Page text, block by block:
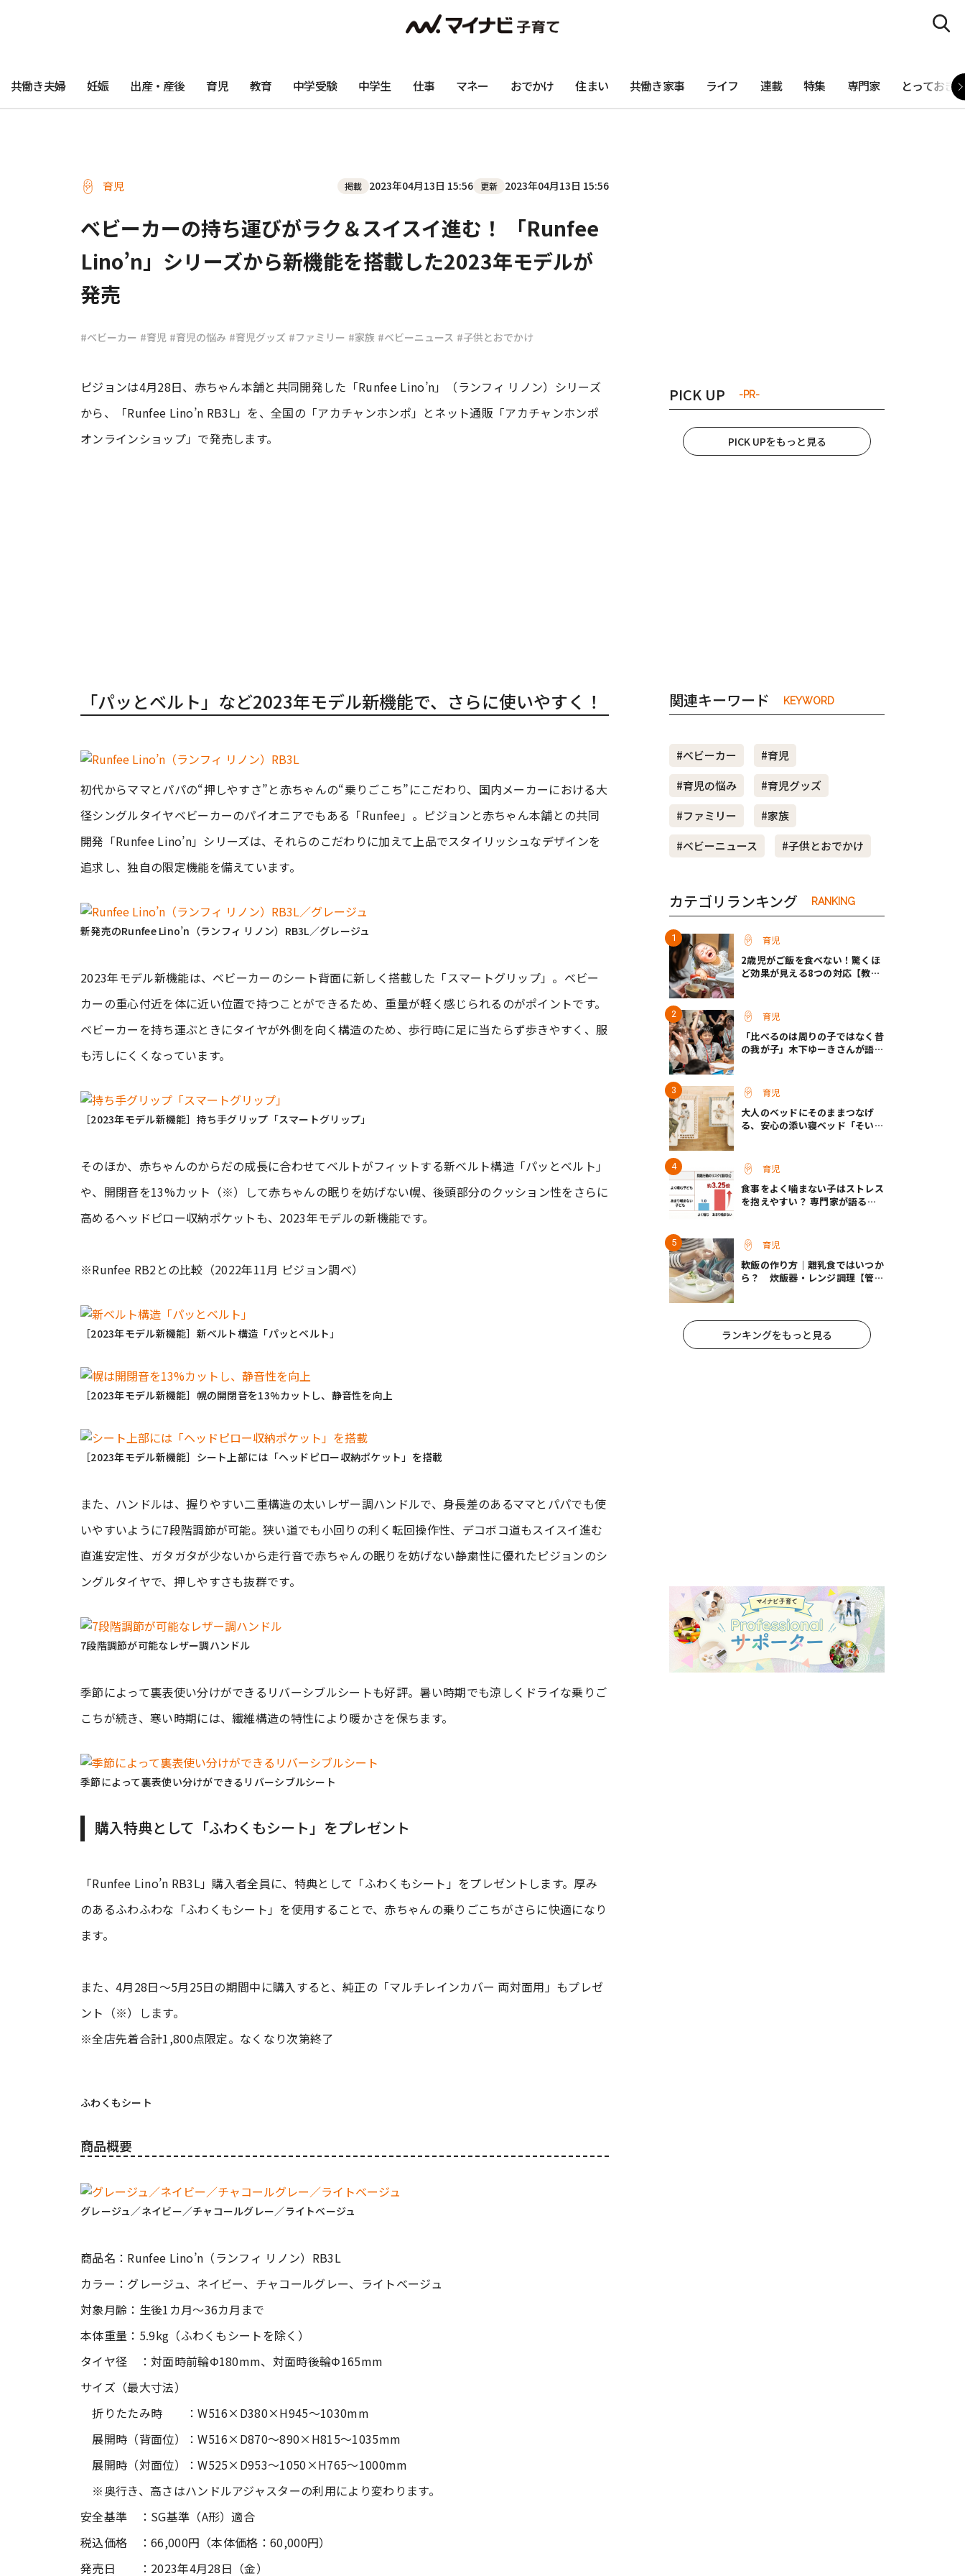
共働き夫婦 妊娠 出産・産後 育児 教育 中学受験 中学生 仕事 マネー おでかけ 住まい 共働き家事 ライフ 連載 特集 専門家 とっておき
育児 掲載 2023年04月13日 15:56 更新 2023年04月13日 15:56
ベビーカーの持ち運びがラク＆スイスイ進む！ 「Runfee
Lino’n」シリーズから新機能を搭載した2023年モデルが
発売
#ベビーカー #育児 #育児の悩み #育児グッズ #ファミリー #家族 #ベビーニュース #子供とおでかけ
ピジョンは4月28日、赤ちゃん本舗と共同開発した「Runfee Lino’n」（ランフィ リノン）シリーズ
から、「Runfee Lino’n RB3L」を、全国の「アカチャンホンポ」とネット通販「アカチャンホンポ
オンラインショップ」で発売します。
「パッとベルト」など2023年モデル新機能で、さらに使いやすく！
初代からママとパパの“押しやすさ”と赤ちゃんの“乗りごこち”にこだわり、国内メーカーにおける大
径シングルタイヤベビーカーのパイオニアでもある「Runfee」。ピジョンと赤ちゃん本舗との共同
開発「Runfee Lino’n」シリーズは、それらのこだわりに加えて上品でスタイリッシュなデザインを
追求し、独自の限定機能を備えています。
新発売のRunfee Lino’n（ランフィ リノン）RB3L／グレージュ
2023年モデル新機能は、ベビーカーのシート背面に新しく搭載した「スマートグリップ」。ベビー
カーの重心付近を体に近い位置で持つことができるため、重量が軽く感じられるのがポイントです。
ベビーカーを持ち運ぶときにタイヤが外側を向く構造のため、歩行時に足に当たらず歩きやすく、服
も汚しにくくなっています。
［2023年モデル新機能］持ち手グリップ「スマートグリップ」
そのほか、赤ちゃんのからだの成長に合わせてベルトがフィットする新ベルト構造「パッとベルト」
や、開閉音を13%カット（※）して赤ちゃんの眠りを妨げない幌、後頭部分のクッション性をさらに
高めるヘッドピロー収納ポケットも、2023年モデルの新機能です。
※Runfee RB2との比較（2022年11月 ピジョン調べ）
［2023年モデル新機能］新ベルト構造「パッとベルト」
［2023年モデル新機能］幌の開閉音を13%カットし、静音性を向上
［2023年モデル新機能］シート上部には「ヘッドピロー収納ポケット」を搭載
また、ハンドルは、握りやすい二重構造の太いレザー調ハンドルで、身長差のあるママとパパでも使
いやすいように7段階調節が可能。狭い道でも小回りの利く転回操作性、デコボコ道もスイスイ進む
直進安定性、ガタガタが少ないから走行音で赤ちゃんの眠りを妨げない静粛性に優れたピジョンのシ
ングルタイヤで、押しやすさも抜群です。
7段階調節が可能なレザー調ハンドル
季節によって裏表使い分けができるリバーシブルシートも好評。暑い時期でも涼しくドライな乗りご
こちが続き、寒い時期には、繊維構造の特性により暖かさを保ちます。
季節によって裏表使い分けができるリバーシブルシート
購入特典として「ふわくもシート」をプレゼント
「Runfee Lino’n RB3L」購入者全員に、特典として「ふわくもシート」をプレゼントします。厚み
のあるふわふわな「ふわくもシート」を使用することで、赤ちゃんの乗りごこちがさらに快適になり
ます。
また、4月28日～5月25日の期間中に購入すると、純正の「マルチレインカバー 両対面用」もプレゼ
ント（※）します。
※全店先着合計1,800点限定。なくなり次第終了
ふわくもシート
商品概要
グレージュ／ネイビー／チャコールグレー／ライトベージュ
商品名：Runfee Lino’n（ランフィ リノン）RB3L
カラー：グレージュ、ネイビー、チャコールグレー、ライトベージュ
対象月齢：生後1カ月～36カ月まで
本体重量：5.9kg（ふわくもシートを除く）
タイヤ径 ：対面時前輪Φ180mm、対面時後輪Φ165mm
サイズ（最大寸法）
折りたたみ時 ：W516×D380×H945～1030mm
展開時（背面位）：W516×D870～890×H815～1035mm
展開時（対面位）：W525×D953～1050×H765～1000mm
※奥行き、高さはハンドルアジャスターの利用により変わります。
安全基準 ：SG基準（A形）適合
税込価格 ：66,000円（本体価格：60,000円）
発売日 ：2023年4月28日（金）
PICK UP -PR-
PICK UPをもっと見る
関連キーワード KEYWORD
#ベビーカー
#育児
#育児の悩み
#育児グッズ
#ファミリー
#家族
#ベビーニュース
#子供とおでかけ
カテゴリランキング RANKING
育児
2歳児がご飯を食べない！驚くほ
ど効果が見える8つの対応【教え
育児
「比べるのは周りの子ではなく昔
の我が子」木下ゆーきさんが語っ
育児
大人のベッドにそのままつなげ
る、安心の添い寝ベッド「そいね
育児
食事をよく噛まない子はストレス
を抱えやすい？ 専門家が語る、
育児
軟飯の作り方｜離乳食ではいつか
ら？ 炊飯器・レンジ調理【管理
ランキングをもっと見る